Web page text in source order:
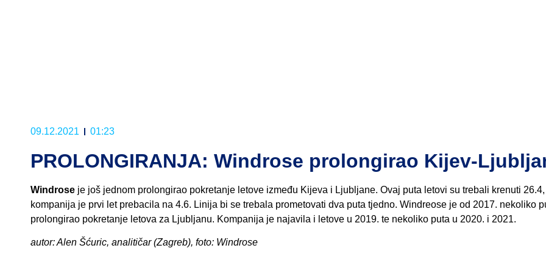
09.12.2021 01:23
PROLONGIRANJA: Windrose prolongirao Kijev-
Windrose je još jednom prolongirao pokretanje letove između Kijeva i Ljubljane. Ovaj puta letovi su trebali krenuti
kompanija je prvi let prebacila na 4.6. Linija bi se trebala prometovati dva puta tjedno. Windreose je od 2017. nekoliko
prolongirao pokretanje letova za Ljubljanu. Kompanija je najavila i letove u 2019. te nekoliko puta u 2020. i 2021.
autor: Alen Šćuric, analitičar (Zagreb), foto: Windrose